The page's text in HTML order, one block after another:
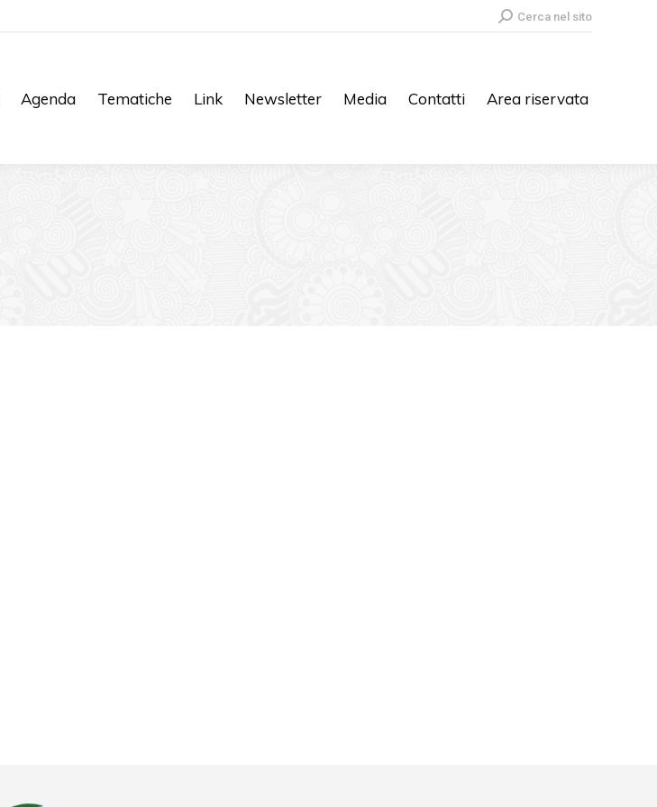
Search:Cerca nel sito
Agenda Tematiche Link Newsletter Media Contatti Area riservata